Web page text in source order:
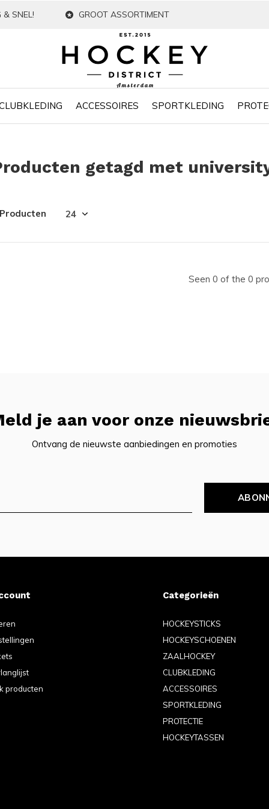
ACCESSOIRES SPORTKLEDING
& SNEL! GROOT ASSORTIMENT
getagd met
Seen 0 of the 0
je aan voor onze
Ontvang de nieuwste aanbiedingen en promoties
producten
Categorieën
HOCKEYSTICKS
HOCKEYSCHOENEN
ZAALHOCKEY
CLUBKLEDING
ACCESSOIRES
SPORTKLEDING
PROTECTIE
HOCKEYTASSEN